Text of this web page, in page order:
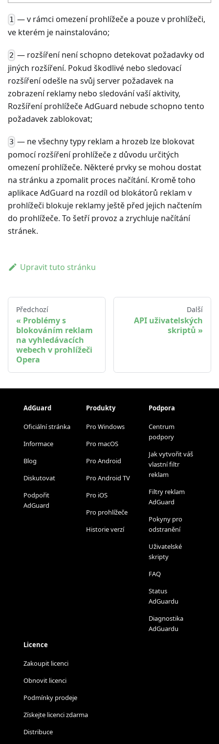
1 — v rámci omezení prohlížeče a pouze v prohlížeči,
ve kterém je nainstalováno;
2 — rozšíření není schopno detekovat požadavky od
jiných rozšíření. Pokud škodlivé nebo sledovací
rozšíření odešle na svůj server požadavek na
zobrazení reklamy nebo sledování vaší aktivity,
Rozšíření prohlížeče AdGuard nebude schopno tento
požadavek zablokovat;
3 — ne všechny typy reklam a hrozeb lze blokovat
pomocí rozšíření prohlížeče z důvodu určitých
omezení prohlížeče. Některé prvky se mohou dostat
na stránku a zpomalit proces načítání. Kromě toho
aplikace AdGuard na rozdíl od blokátorů reklam v
prohlížeči blokuje reklamy ještě před jejich načtením
do prohlížeče. To šetří provoz a zrychluje načítání
stránek.
Upravit tuto stránku
Předchozí
Problémy s
blokováním reklam
na vyhledávacích
webech v prohlížeči
Opera
Další
API uživatelských
skriptů
AdGuard
Oficiální stránka
Informace
Blog
Diskutovat
Podpořit
AdGuard
Produkty
Pro Windows
Pro macOS
Pro Android
Pro Android TV
Pro iOS
Pro prohlížeče
Historie verzí
Podpora
Centrum
podpory
Jak vytvořit váš
vlastní filtr
reklam
Filtry reklam
AdGuard
Pokyny pro
odstranění
Uživatelské
skripty
FAQ
Status
AdGuardu
Diagnostika
AdGuardu
Licence
Zakoupit licenci
Obnovit licenci
Podmínky prodeje
Získejte licenci zdarma
Distribuce